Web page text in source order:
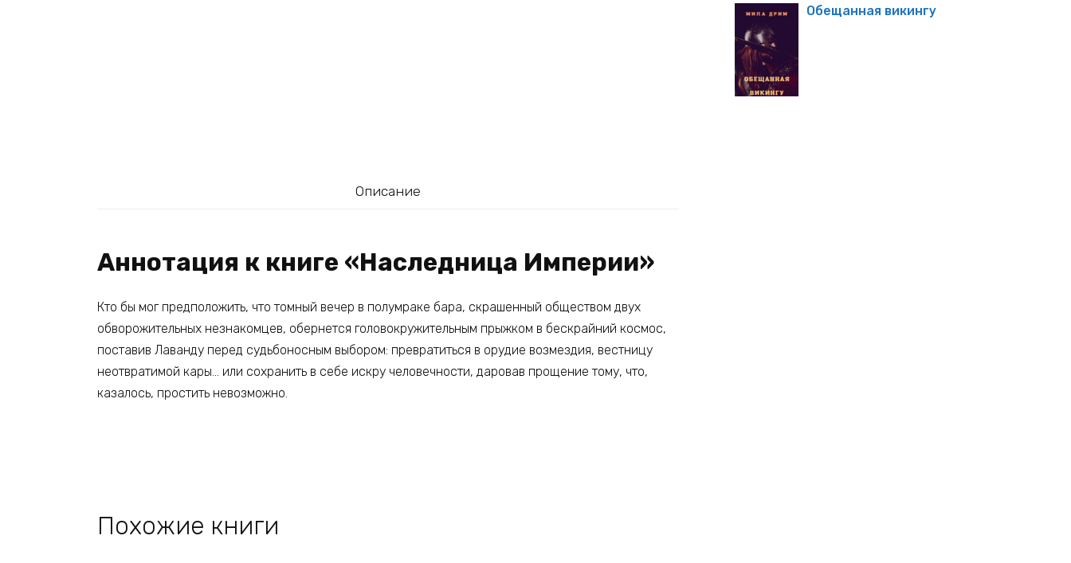
Описание
Аннотация к книге «Наследница Империи»
Кто бы мог предположить, что томный вечер в полумраке бара, скрашенный обществом двух
обворожительных незнакомцев, обернется головокружительным прыжком в бескрайний космос,
поставив Лаванду перед судьбоносным выбором: превратиться в орудие возмездия, вестницу
неотвратимой кары… или сохранить в себе искру человечности, даровав прощение тому, что,
казалось, простить невозможно.
Похожие книги
Обещанная викингу